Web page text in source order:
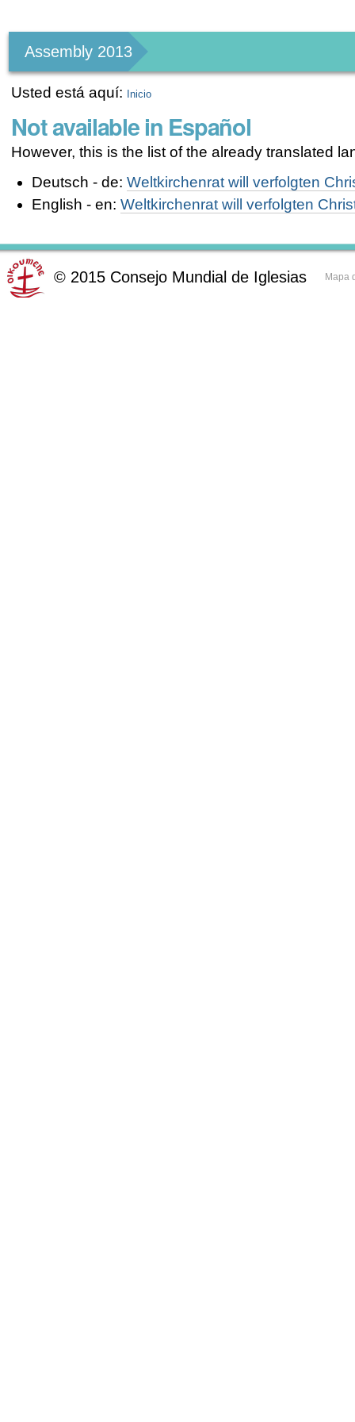
Personales
Assembly 2013
Usted está aquí: Inicio
Not available in Español
However, this is the list of the already translated
Deutsch - de: Weltkirchenrat will verfolgten
English - en: Weltkirchenrat will verfolgten
© 2015 Consejo Mundial de Iglesias Mapa